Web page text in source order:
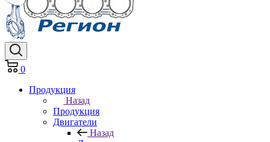
0
Продукция
Назад
Продукция
Двигатели
Назад